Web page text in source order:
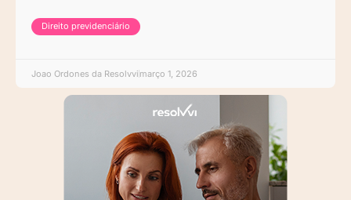
Direito previdenciário
Joao Ordones da Resolvvi março 1, 2026